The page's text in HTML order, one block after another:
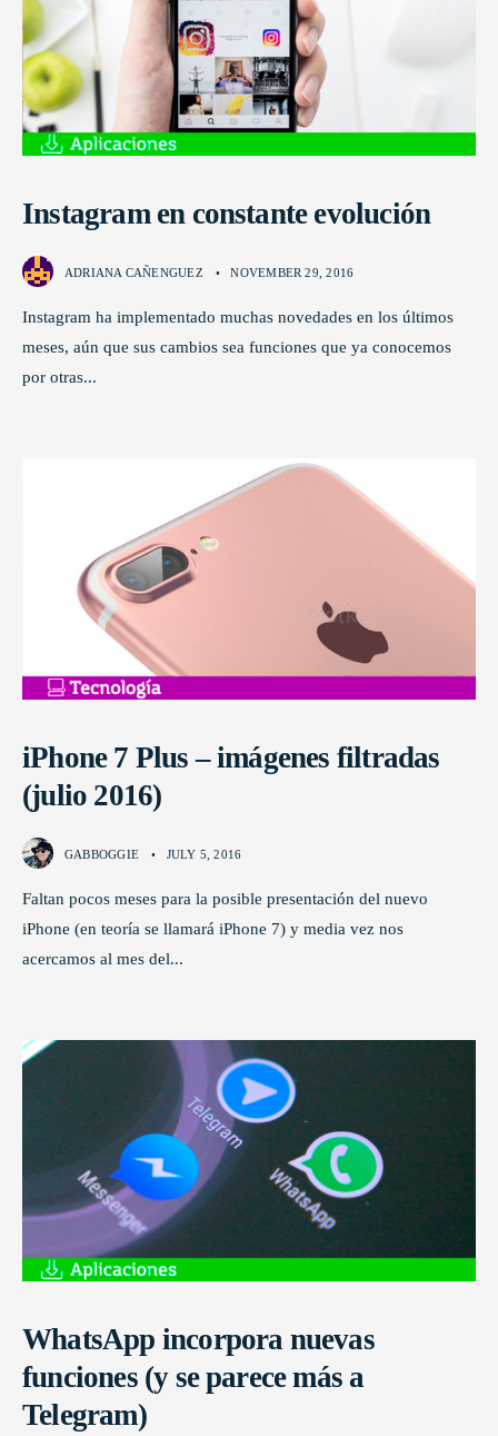
Instagram en constante evolución
ADRIANA CAÑENGUEZ • NOVEMBER 29, 2016
Instagram ha implementado muchas novedades en los últimos
meses, aún que sus cambios sea funciones que ya conocemos
por otras...
iPhone 7 Plus – imágenes filtradas
(julio 2016)
GABBOGGIE • JULY 5, 2016
Faltan pocos meses para la posible presentación del nuevo
iPhone (en teoría se llamará iPhone 7) y media vez nos
acercamos al mes del...
WhatsApp incorpora nuevas
funciones (y se parece más a
Telegram)